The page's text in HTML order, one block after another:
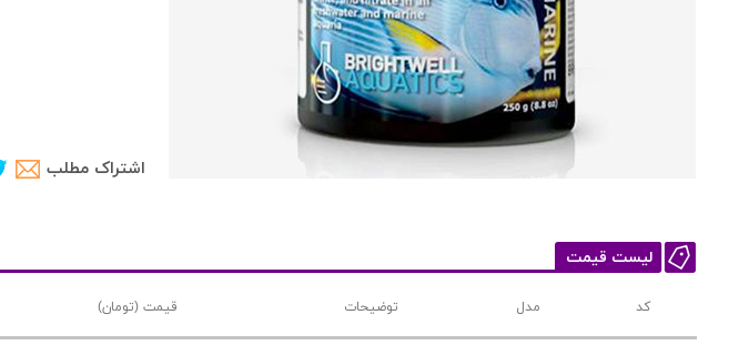
اشتراک مطلب
لیست قیمت
کد مدل توضیحات قیمت (تومان)